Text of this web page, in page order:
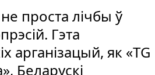
проста лічбы ў
Гэта
арганізацый, як «TG
Беларускі